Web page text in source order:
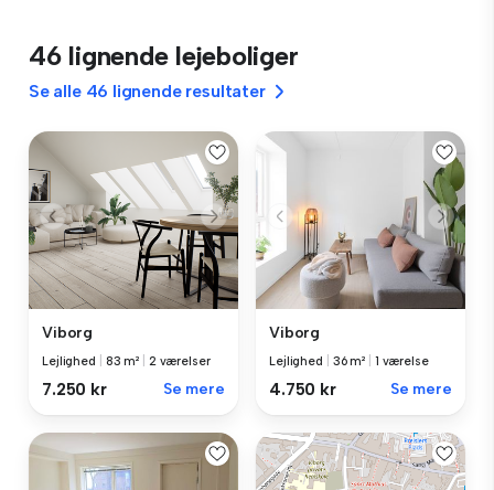
46 lignende lejeboliger
Se alle 46 lignende resultater
Viborg
Lejlighed 83 m² 2 værelser
7.250 kr Se mere
Viborg
Lejlighed 36 m² 1 værelse
4.750 kr Se mere